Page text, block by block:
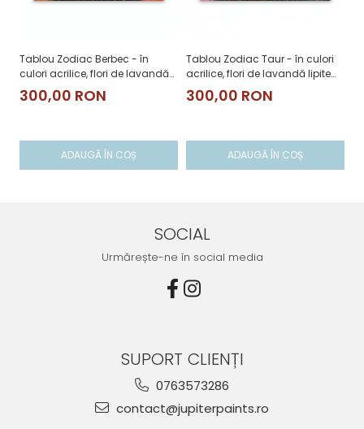
Tablou Zodiac Berbec - în
culori acrilice, flori de lavandă
lipite manual
300,00 RON
ADAUGĂ ÎN COȘ
Tablou Zodiac Taur - în culori
acrilice, flori de lavandă lipite
manual
300,00 RON
ADAUGĂ ÎN COȘ
SOCIAL
Urmărește-ne în social media
SUPORT CLIENȚI
0763573286
contact@jupiterpaints.ro